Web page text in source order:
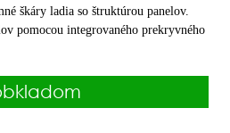
škáry ladia so štruktúrou panelov.
pomocou integrovaného prekryvného